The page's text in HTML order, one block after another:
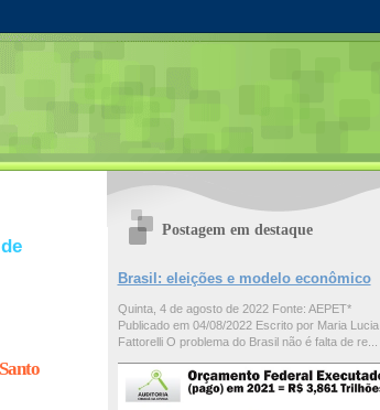
Postagem em destaque
Brasil: eleições e modelo econômico
Quinta, 4 de agosto de 2022 Fonte: AEPET*
Publicado em 04/08/2022 Escrito por Maria Lucia
Fattorelli O problema do Brasil não é falta de re...